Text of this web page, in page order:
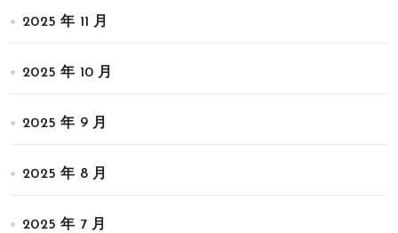
2025 年 11 月
2025 年 10 月
2025 年 9 月
2025 年 8 月
2025 年 7 月